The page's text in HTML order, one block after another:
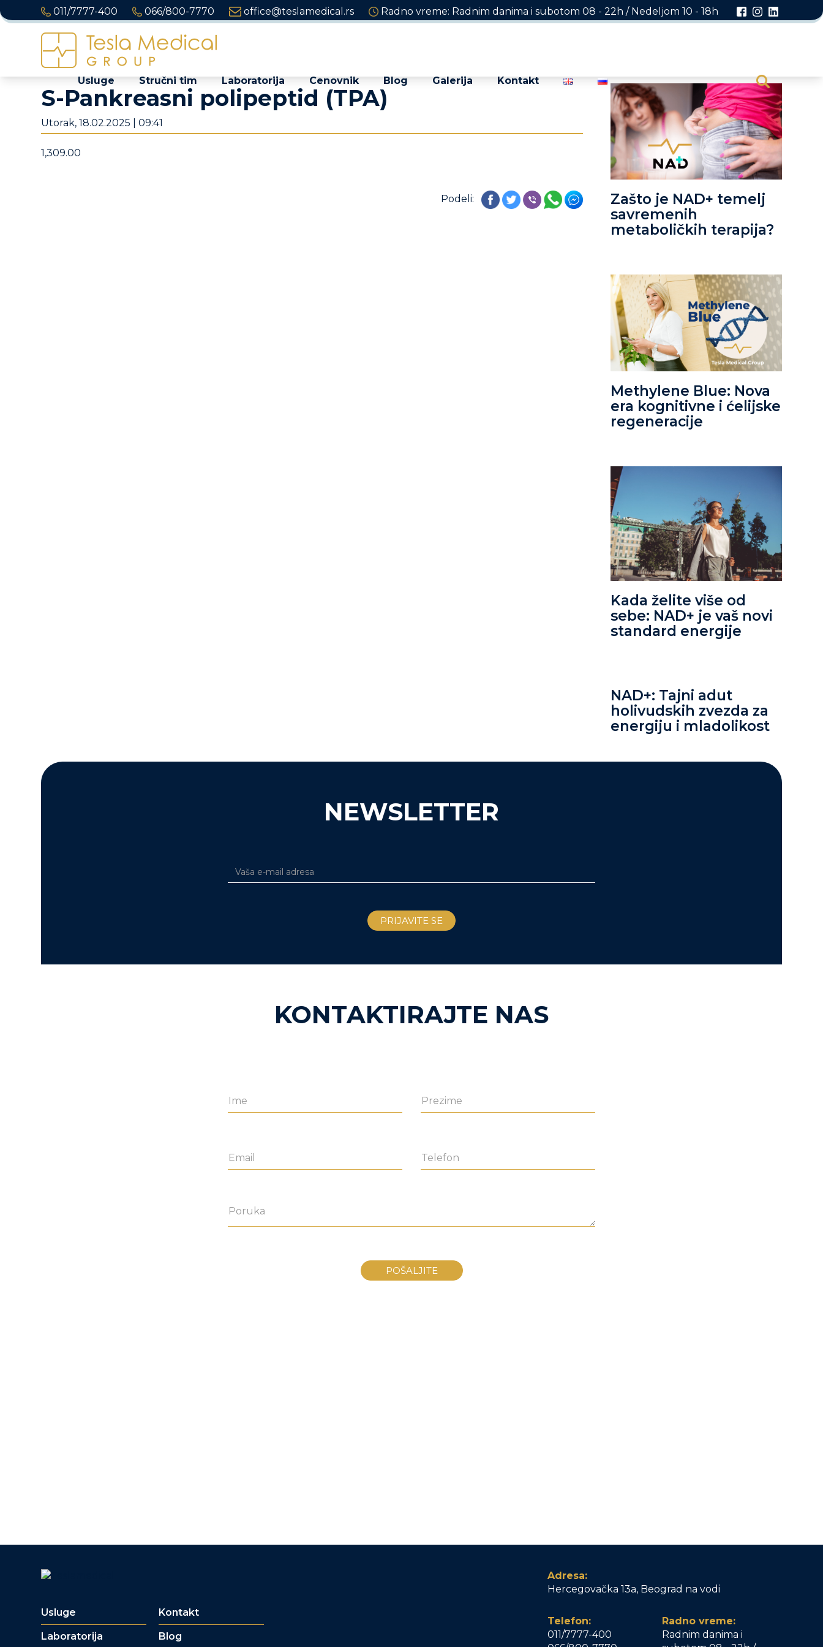
011/7777-400 066/800-7770 office@teslamedical.rs Radno vreme: Radnim danima i subotom 08 - 22h / Nedeljom 10 - 18h
Usluge Stručni tim Laboratorija Cenovnik Blog Galerija Kontakt
S-Pankreasni polipeptid (TPA)
Utorak, 18.02.2025 | 09:41
1,309.00
Podeli:
Zašto je NAD+ temelj
savremenih
metaboličkih terapija?
Methylene Blue: Nova
era kognitivne i ćelijske
regeneracije
Kada želite više od
sebe: NAD+ je vaš novi
standard energije
NAD+: Tajni adut
holivudskih zvezda za
energiju i mladolikost
NEWSLETTER
KONTAKTIRAJTE NAS
Usluge Kontakt
Laboratorija Blog
Adresa:
Hercegovačka 13a, Beograd na vodi
Telefon:
011/7777-400
Radno vreme:
Radnim danima i